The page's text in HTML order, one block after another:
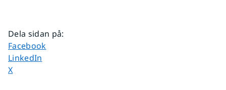
Dela sidan på:
Dela sidan på
Facebook
Dela sidan på
LinkedIn
Dela sidan på
X